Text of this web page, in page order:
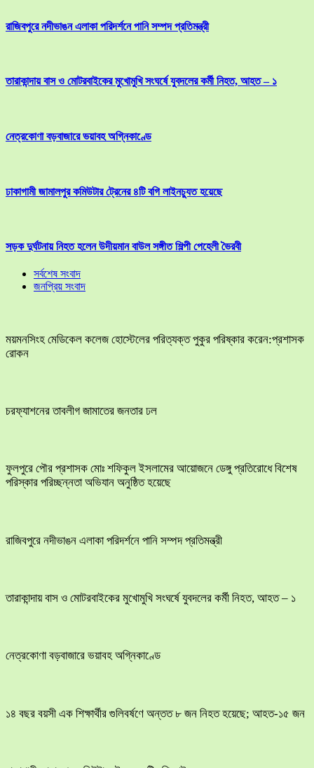
রাজিবপুরে নদীভাঙন এলাকা পরিদর্শনে পানি সম্পদ প্রতিমন্ত্রী
তারাকান্দায় বাস ও মোটরবাইকের মুখোমুখি সংঘর্ষে যুবদলের কর্মী নিহত, আহত – ১
নেত্রকোণা বড়বাজারে ভয়াবহ অগ্নিকাণ্ডে
ঢাকাগামী জামালপুর কমিউটার ট্রেনের ৪টি বগি লাইনচ্যুত হয়েছে
সড়ক দুর্ঘটনায় নিহত হলেন উদীয়মান বাউল সঙ্গীত শিল্পী পেহেলী ভৈরবী
সর্বশেষ সংবাদ
জনপ্রিয় সংবাদ
ময়মনসিংহ মেডিকেল কলেজ হোস্টেলের পরিত্যক্ত পুকুর পরিষ্কার করেন:প্রশাসক
রোকন
চরফ্যাশনের তাবলীগ জামাতের জনতার ঢল
ফুলপুরে পৌর প্রশাসক মোঃ শফিকুল ইসলামের আয়োজনে ডেঙ্গু প্রতিরোধে বিশেষ
পরিস্কার পরিচ্ছন্নতা অভিযান অনুষ্ঠিত হয়েছে
রাজিবপুরে নদীভাঙন এলাকা পরিদর্শনে পানি সম্পদ প্রতিমন্ত্রী
তারাকান্দায় বাস ও মোটরবাইকের মুখোমুখি সংঘর্ষে যুবদলের কর্মী নিহত, আহত – ১
নেত্রকোণা বড়বাজারে ভয়াবহ অগ্নিকাণ্ডে
১৪ বছর বয়সী এক শিক্ষার্থীর গুলিবর্ষণে অন্তত ৮ জন নিহত হয়েছে; আহত-১৫ জন